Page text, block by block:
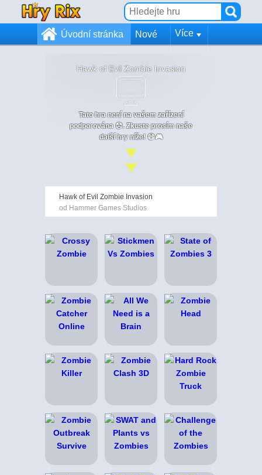
Úvodní stránka Nové Více
Hawk of Evil Zombie Invasion
Tato hra není na vašem zařízení
podporována 😞. Zkuste prosím naše
další hry níže! 😄🎮
Hawk of Evil Zombie Invasion
od Hammer Games Studios